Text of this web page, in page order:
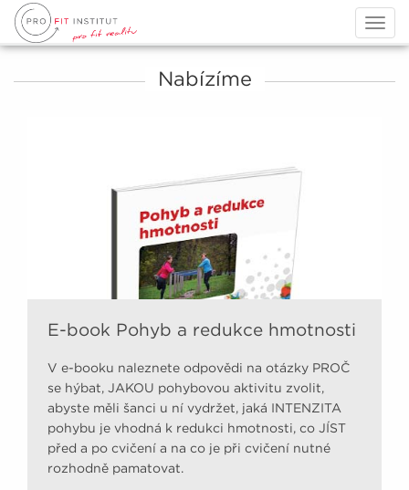
Nabízíme
E-book Pohyb a redukce hmotnosti
V e-booku naleznete odpovědi na otázky PROČ
se hýbat, JAKOU pohybovou aktivitu zvolit,
abyste měli šanci u ní vydržet, jaká INTENZITA
pohybu je vhodná k redukci hmotnosti, co JÍST
před a po cvičení a na co je při cvičení nutné
rozhodně pamatovat.